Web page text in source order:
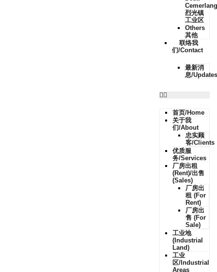
Cemerlang
烈光镇
工业区
Others
其他
联络我
们/Contact
最新消
息/Updates
首页/Home
关于我
们/About
忠实顾
客/Clients
优质服
务/Services
厂房出租
(Rent)/出售
(Sales)
厂房出
租 (For
Rent)
厂房出
售 (For
Sale)
工业地
(Industrial
Land)
工业
区/Industrial
Areas